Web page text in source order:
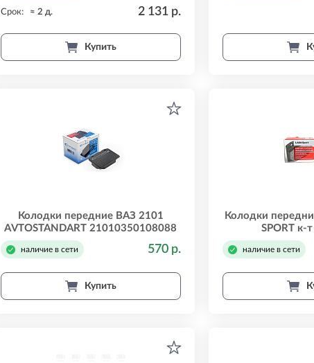
Срок: ≈ 2 д. 2 131 р.
Купить
Колодки передние ВАЗ 2101
AVTOSTANDART 21010350108088
наличие в сети 570 р.
Купить
Колодки
SPORT
наличие в сети